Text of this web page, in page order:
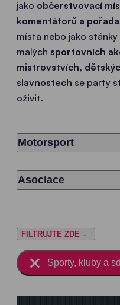
jako občerstvovací
komentátorů a
místa nebo jako
malých sportovních
mistrovstvích,
slavnostech se party
oživit.
Motorsport
Asociace
FILTRUJTE ZDE
Sporty, kluby a